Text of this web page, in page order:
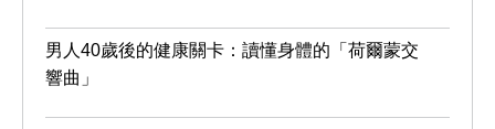
男人40歲後的健康關卡：讀懂身體的「荷爾蒙交
響曲」